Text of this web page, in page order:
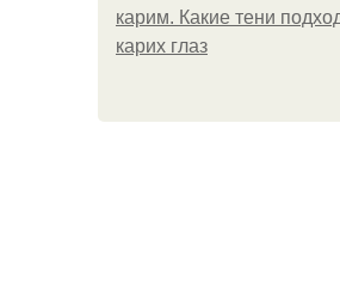
карим. Какие тени
карих глаз